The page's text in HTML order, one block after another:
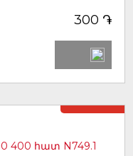
300 ֏
400 հատ N749.1